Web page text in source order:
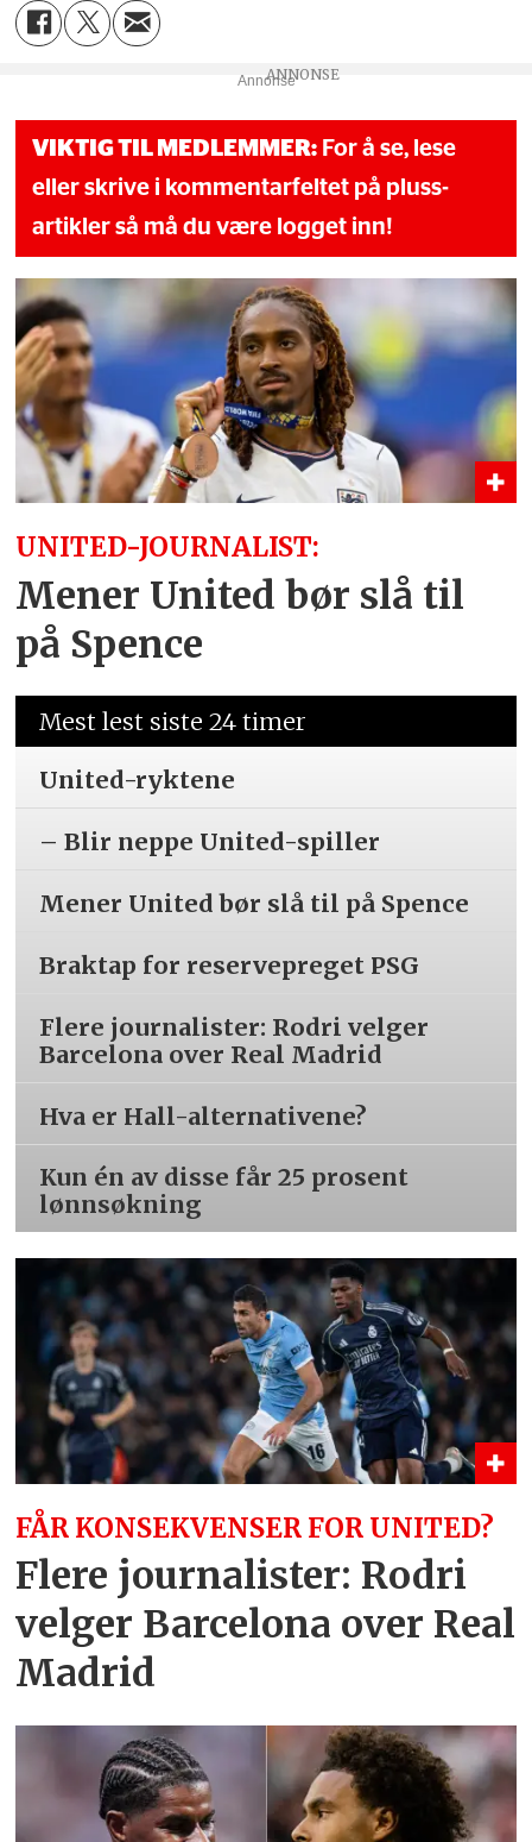
Annonse
VIKTIG TIL MEDLEMMER: For å se, lese
eller skrive i kommentarfeltet på pluss-
artikler så må du være logget inn!
UNITED-JOURNALIST:
Mener United bør slå til
på Spence
Mest lest siste 24 timer
United-ryktene
– Blir neppe United-spiller
Mener United bør slå til på Spence
Braktap for reservepreget PSG
Flere journalister: Rodri velger
Barcelona over Real Madrid
Hva er Hall-alternativene?
Kun én av disse får 25 prosent
lønnsøkning
FÅR KONSEKVENSER FOR UNITED?
Flere journalister: Rodri
velger Barcelona over Real
Madrid